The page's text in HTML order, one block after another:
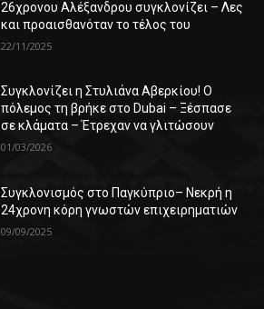
26χρονου Αλέξανδρου συγκλονίζει – Λες
και προαισθανόταν το τέλος του
22/11/2025
Συγκλονίζει η Στυλιάνα Αβερκίου! Ο
πόλεμος τη βρήκε στο Dubai – Ξέσπασε
σε κλάματα – Έτρεχαν να γλιτώσουν
01/03/2026
Συγκλονισμός στο Παγκύπριο– Νεκρή η
24χρονη κόρη γνωστών επιχειρηματιών
09/09/2025